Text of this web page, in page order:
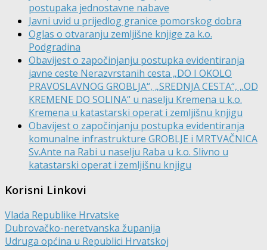
postupaka jednostavne nabave
Javni uvid u prijedlog granice pomorskog dobra
Oglas o otvaranju zemljišne knjige za k.o.
Podgradina
Obavijest o započinjanju postupka evidentiranja
javne ceste Nerazvrstanih cesta „DO I OKOLO
PRAVOSLAVNOG GROBLJA“, „SREDNJA CESTA“, „OD
KREMENE DO SOLINA“ u naselju Kremena u k.o.
Kremena u katastarski operat i zemljišnu knjigu
Obavijest o započinjanju postupka evidentiranja
komunalne infrastrukture GROBLJE i MRTVAČNICA
Sv.Ante na Rabi u naselju Raba u k.o. Slivno u
katastarski operat i zemljišnu knjigu
Korisni Linkovi
Vlada Republike Hrvatske
Dubrovačko-neretvanska županija
Udruga općina u Republici Hrvatskoj